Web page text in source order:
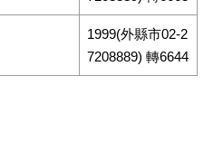
1999(外縣市02-2
7208889) 轉6644